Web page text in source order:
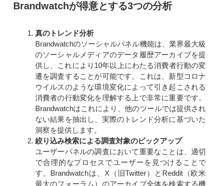
Brandwatchが得意とする3つの分析
真のトレンド分析
Brandwatchのソーシャルパネル機能は、業界最大級
のソーシャルメディアのデータ履歴アーカイブを提
供し、これにより10年以上にわたる消費者行動の変
遷を調査することが可能です。これは、新型コロナ
ウイルスのような環境変化によって引き起こされる
消費者の行動変化を理解する上で非常に重要です。
Brandwatchはこれにより、他のツールでは提供され
ない結果を抽出し、実際のトレンド分析に基づいた
洞察を提供します。
絞り込み検索による調査対象のピックアップ
ユーザーパネルの調査において重要なことは、適切
で合理的なプロセスでユーザーを見つけることで
す。Brandwatchは、X（旧Twitter）とReddit（欧米
最大のフォーラム）のアーカイブ全体を検索する機